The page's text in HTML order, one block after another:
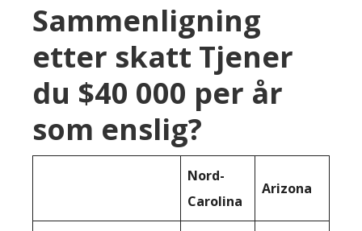
Sammenligning
etter skatt Tjener
du $40 000 per år
som enslig?
Nord-
Carolina
Arizona